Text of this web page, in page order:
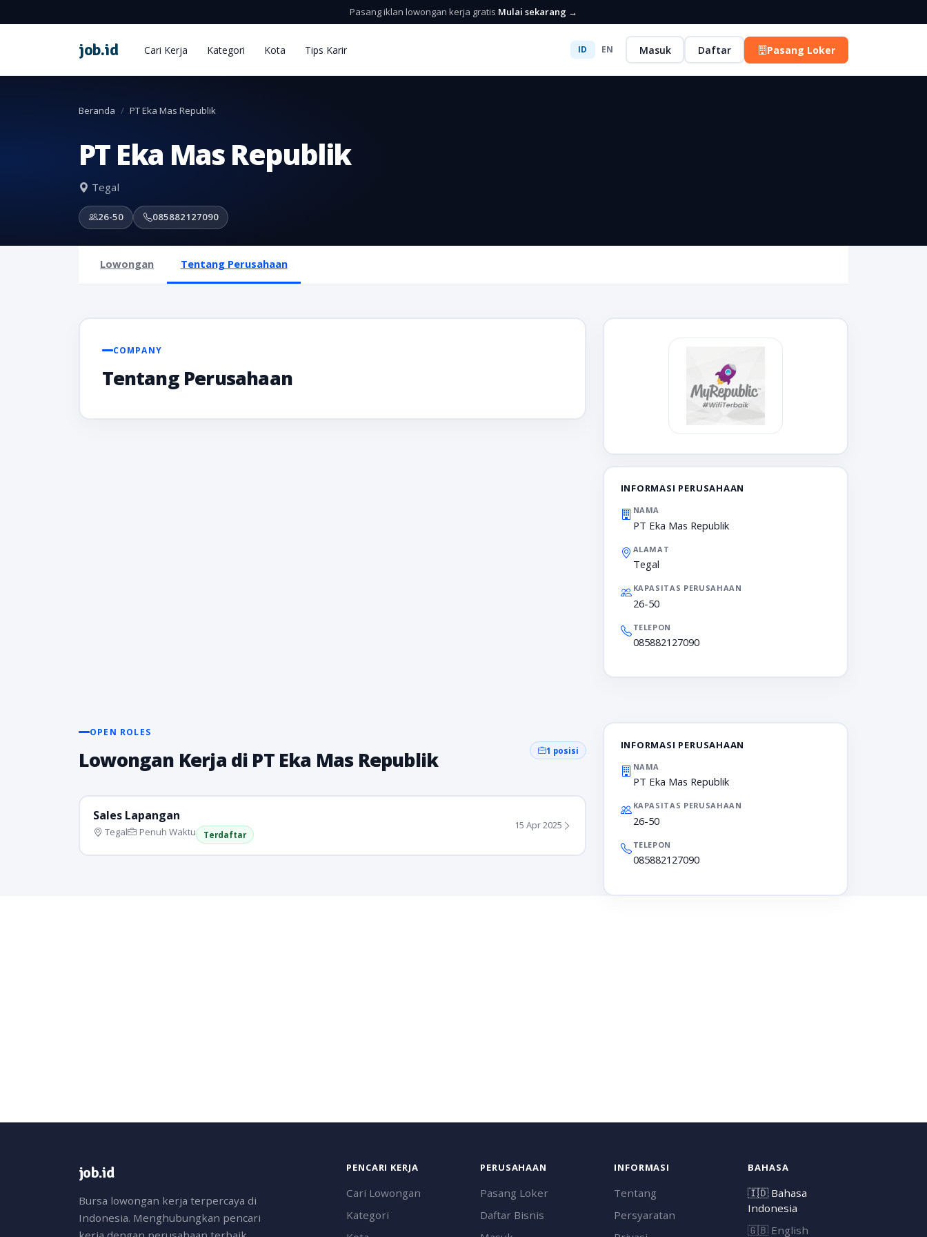
Pasang iklan lowongan kerja gratis Mulai sekarang →
job.id Cari Kerja Kategori Kota Tips Karir ID EN Masuk Daftar Pasang Loker
Beranda PT Eka Mas Republik
PT Eka Mas Republik
Tegal
26-50 085882127090
Lowongan Tentang Perusahaan
COMPANY
Tentang Perusahaan
INFORMASI PERUSAHAAN
NAMA
PT Eka Mas Republik
ALAMAT
Tegal
KAPASITAS PERUSAHAAN
26-50
TELEPON
085882127090
OPEN ROLES
Lowongan Kerja di PT Eka Mas Republik 1 posisi
Sales Lapangan
Tegal Penuh Waktu Terdaftar
15 Apr 2025
INFORMASI PERUSAHAAN
NAMA
PT Eka Mas Republik
KAPASITAS PERUSAHAAN
26-50
TELEPON
085882127090
job.id
Bursa lowongan kerja terpercaya di
Indonesia. Menghubungkan pencari
PENCARI KERJA
Cari Lowongan
Kategori
PERUSAHAAN
Pasang Loker
Daftar Bisnis
INFORMASI
Tentang
Persyaratan
BAHASA
🇮🇩Bahasa
Indonesia
🇬🇧 English